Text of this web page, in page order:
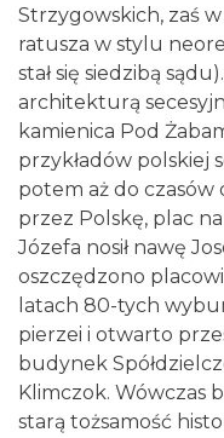
Strzygowskich, zaś
ratusza w stylu
stał się siedzibą
architekturą
kamienica Pod
przykładów polskiej
potem aż do czasów
przez Polskę, plac
Józefa nosił nawę
oszczędzono
latach 80-tych
pierzei i otwarto
budynek
Klimczok. Wówczas
starą tożsamość